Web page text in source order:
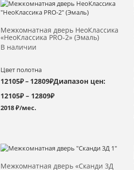
Межкомнатная дверь НеоКлассика
«НеоКлассика PRO-2» (Эмаль)
В наличии
Цвет полотна
12105₽– 12809₽Диапазон цен:
12105₽ – 12809₽
2018 ₽/мес.
Межкомнатная дверь «Сканди 3Д
Выбрать >